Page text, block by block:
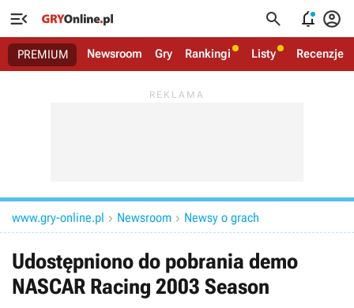
   
PREMIUM Newsroom Gry Rankingi Listy Recenzje
www.gry-online.pl  Newsroom  Newsy o grach
Udostępniono do pobrania demo
NASCAR Racing 2003 Season